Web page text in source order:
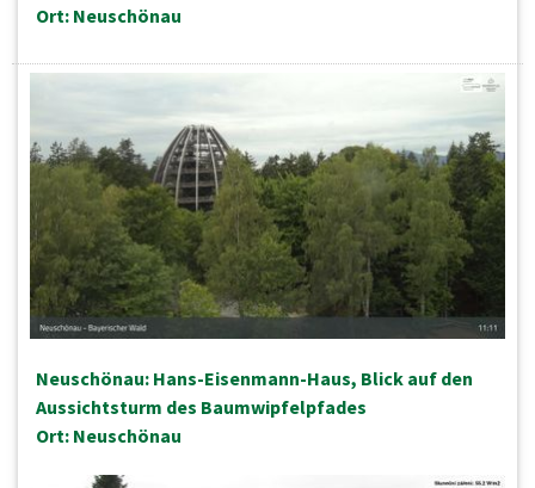
Ort: Neuschönau
Neuschönau: Hans-Eisenmann-Haus, Blick auf den
Aussichtsturm des Baumwipfelpfades
Ort: Neuschönau